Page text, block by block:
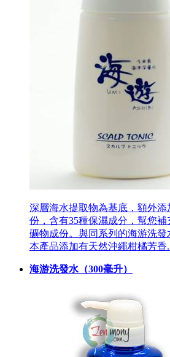
深層海水提取物為基底，額外
份，含有35種保濕成分，幫您
礦物成份。與同系列的海游洗發
本產品添加有天然沖繩柑橘芳香
海游洗發水（300毫升）